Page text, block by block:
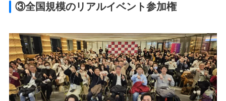
③全国規模のリアルイベント参加権